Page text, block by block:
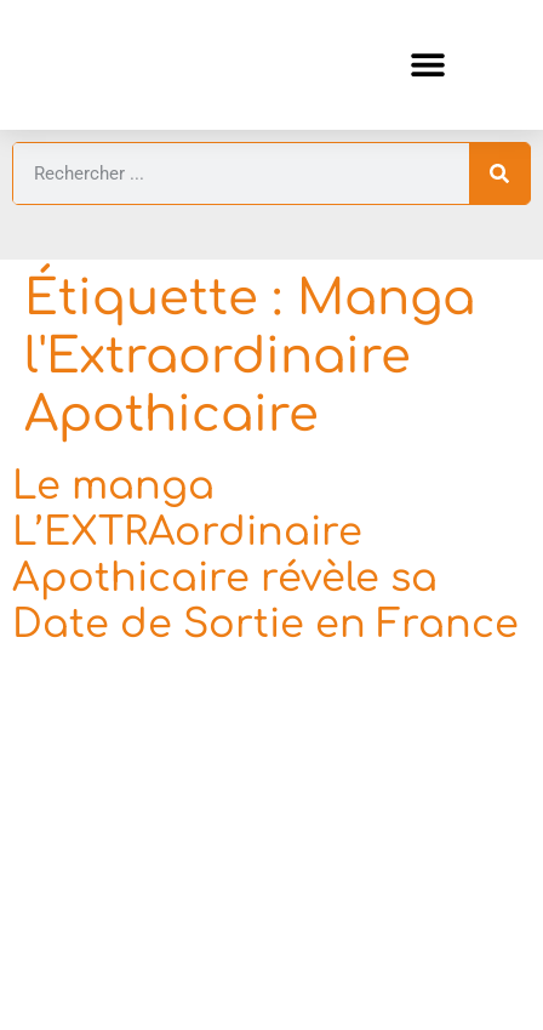
Étiquette : Manga
l'Extraordinaire
Apothicaire
Le manga
L’EXTRAordinaire
Apothicaire révèle sa
Date de Sortie en France